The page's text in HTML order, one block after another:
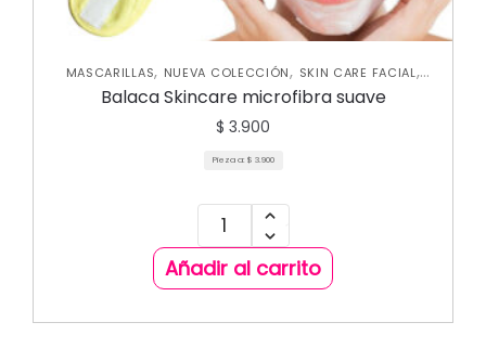
MASCARILLAS, NUEVA COLECCIÓN, SKIN CARE FACIAL,
VARIEDADES
Balaca Skincare microfibra suave
$ 3.900
Pieza a: $ 3.900
Añadir al carrito